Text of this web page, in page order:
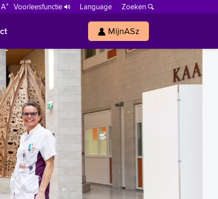
+ Voorleesfunctie Language
Zoeken
MijnASz